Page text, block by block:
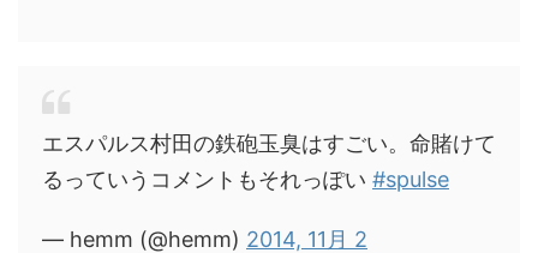
エスパルス村田の鉄砲玉臭はすごい。命賭けて
るっていうコメントもそれっぽい #spulse
— hemm (@hemm) 2014, 11月 2